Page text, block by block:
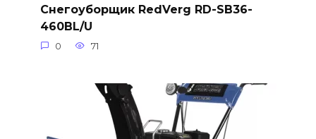
Снегоуборщик RedVerg RD-SB36-
460BL/U
0 71